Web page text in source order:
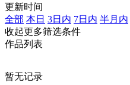
更新时间
全部 本日 3日内 7日内 半月内
收起更多筛选条件
作品列表
暂无记录